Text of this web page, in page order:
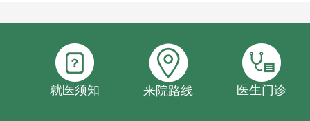
就医须知 来院路线 医生门诊